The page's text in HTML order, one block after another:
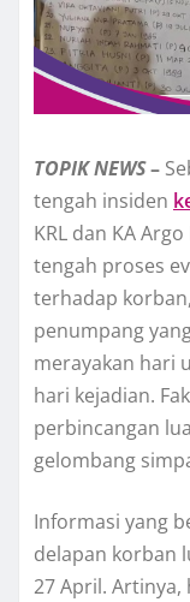
TOPIKNEWS–
tengah insiden
KRL dan KA
tengah proses
terhadap
penumpang
merayakan hari
hari kejadian.
perbincangan
gelombang
Informasi yang
delapan korban
27 April.